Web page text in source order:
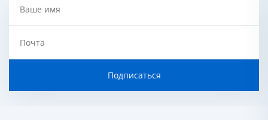
Ваше имя
Почта
Подписаться